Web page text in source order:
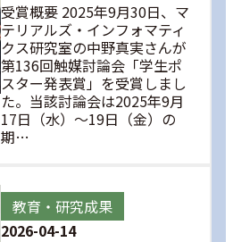
受賞概要 2025年9月30日、マ
テリアルズ・インフォマティ
クス研究室の中野真実さんが
第136回触媒討論会「学生ポ
スター発表賞」を受賞しまし
た。当該討論会は2025年9月
17日（水）～19日（金）の
期…
教育・研究成果
2026-04-14